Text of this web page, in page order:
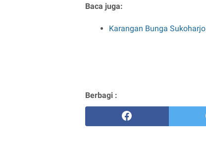
Baca juga:
Karangan Bunga Sukoharjo
Berbagi :